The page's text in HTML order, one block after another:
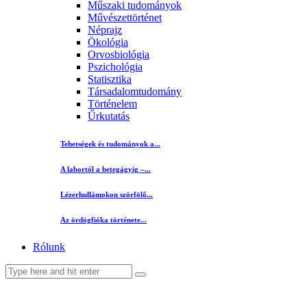
Műszaki tudományok
Művészettörténet
Néprajz
Ökológia
Orvosbiológia
Pszichológia
Statisztika
Társadalomtudomány
Történelem
Űrkutatás
Tehetségek és tudományok a...
A labortól a betegágyig –...
Lézerhullámokon szörfölő...
Az ördögfióka története...
Rólunk